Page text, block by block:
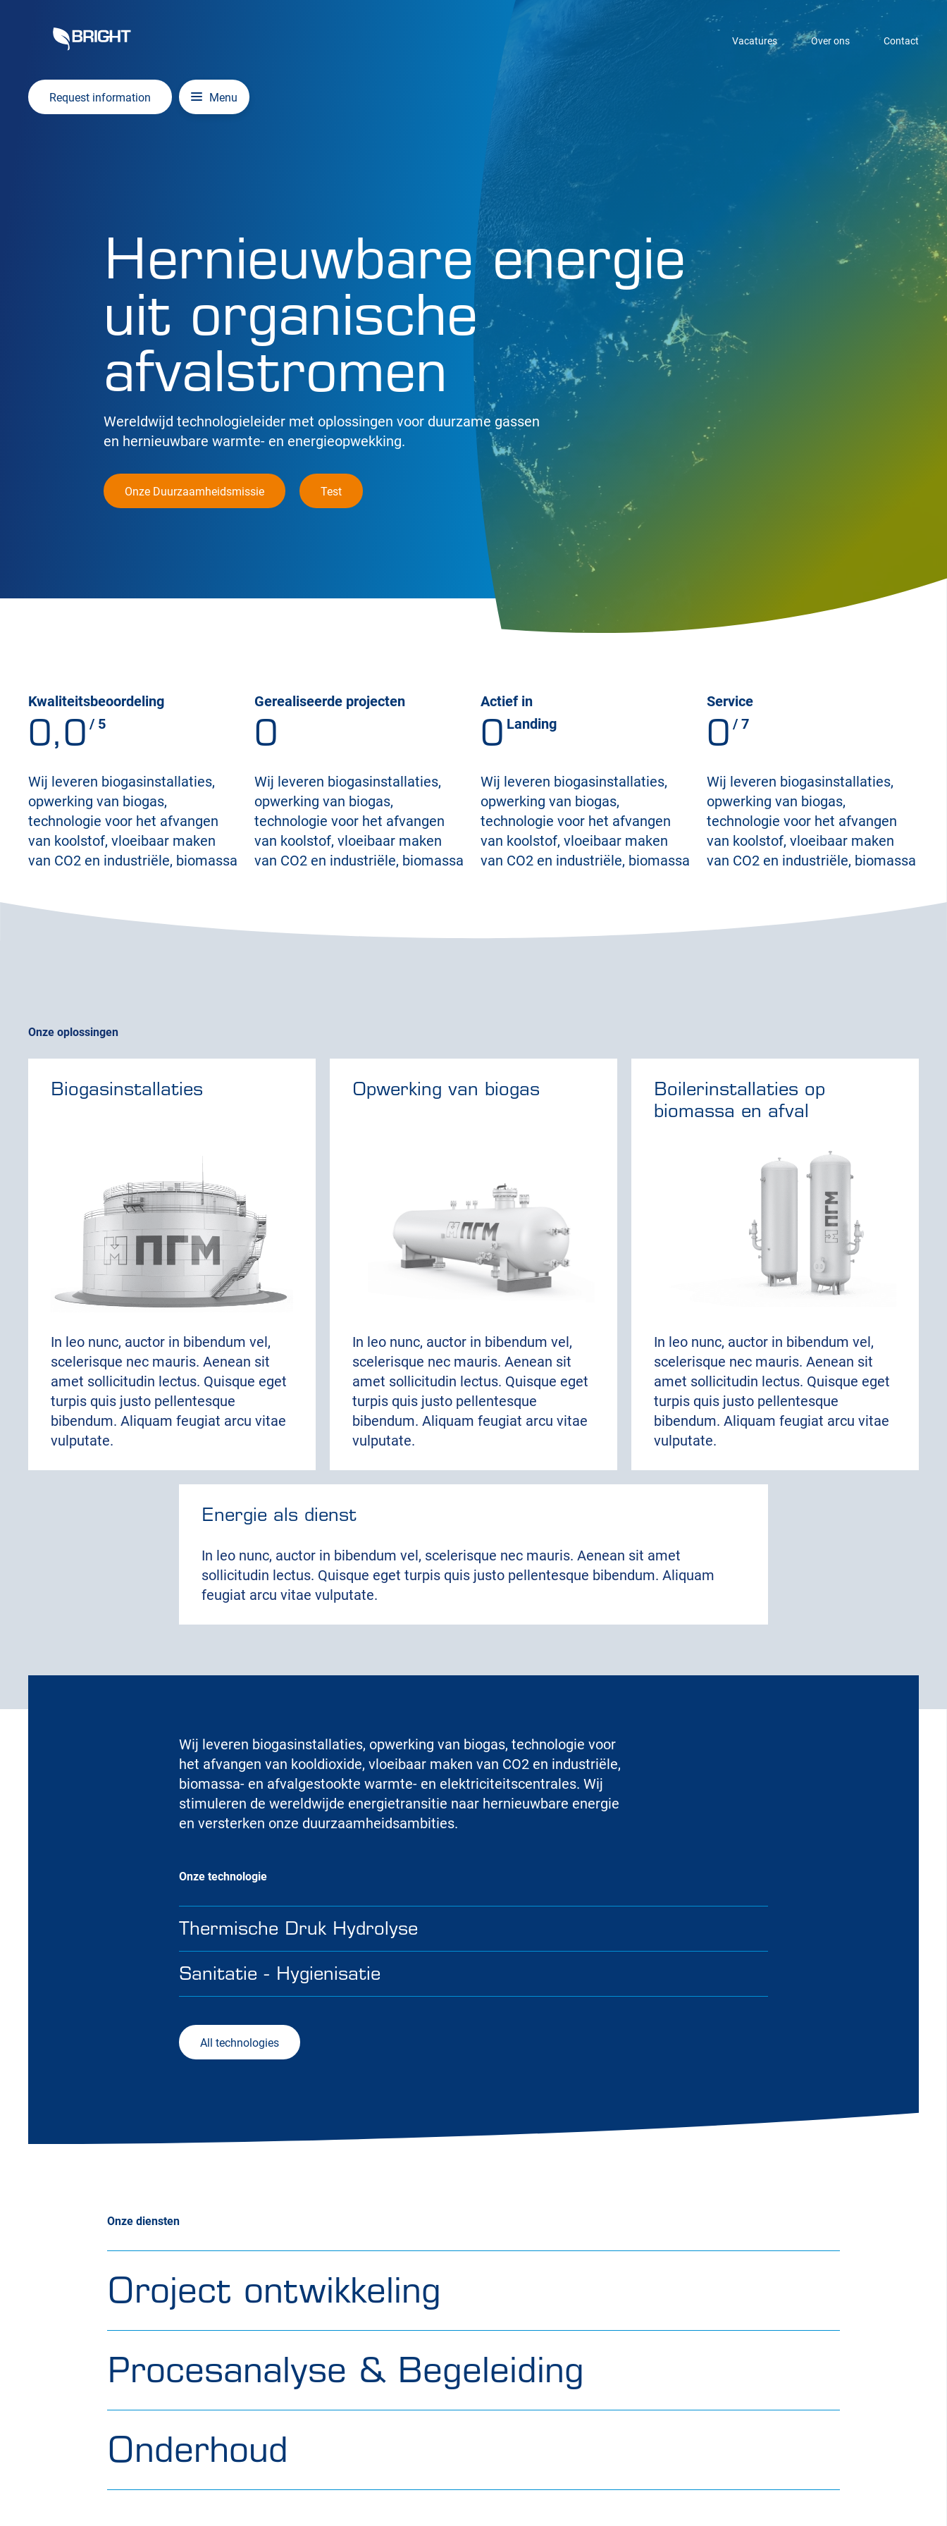
Vacatures Over ons Contact
Hoofdnavigatie
Request information
Menu
Hernieuwbare energie
uit organische
afvalstromen
Wereldwijd technologieleider met oplossingen voor duurzame gassen
en hernieuwbare warmte- en energieopwekking.
Onze Duurzaamheidsmissie Test
Kwaliteitsbeoordeling
0,0 / 5
Wij leveren biogasinstallaties,
opwerking van biogas,
technologie voor het afvangen
van koolstof, vloeibaar maken
van CO2 en industriële, biomassa
Gerealiseerde projecten
0
Wij leveren biogasinstallaties,
opwerking van biogas,
technologie voor het afvangen
van koolstof, vloeibaar maken
van CO2 en industriële, biomassa
Actief in
0 Landing
Wij leveren biogasinstallaties,
opwerking van biogas,
technologie voor het afvangen
van koolstof, vloeibaar maken
van CO2 en industriële, biomassa
Service
0 / 7
Wij leveren biogasinstallaties,
opwerking van biogas,
technologie voor het afvangen
van koolstof, vloeibaar maken
van CO2 en industriële, biomassa
Onze oplossingen
Biogasinstallaties
In leo nunc, auctor in bibendum vel,
scelerisque nec mauris. Aenean sit
amet sollicitudin lectus. Quisque eget
turpis quis justo pellentesque
bibendum. Aliquam feugiat arcu vitae
vulputate.
Opwerking van biogas
In leo nunc, auctor in bibendum vel,
scelerisque nec mauris. Aenean sit
amet sollicitudin lectus. Quisque eget
turpis quis justo pellentesque
bibendum. Aliquam feugiat arcu vitae
vulputate.
Boilerinstallaties op
biomassa en afval
In leo nunc, auctor in bibendum vel,
scelerisque nec mauris. Aenean sit
amet sollicitudin lectus. Quisque eget
turpis quis justo pellentesque
bibendum. Aliquam feugiat arcu vitae
vulputate.
Energie als dienst
In leo nunc, auctor in bibendum vel, scelerisque nec mauris. Aenean sit amet
sollicitudin lectus. Quisque eget turpis quis justo pellentesque bibendum. Aliquam
feugiat arcu vitae vulputate.
Wij leveren biogasinstallaties, opwerking van biogas, technologie voor
het afvangen van kooldioxide, vloeibaar maken van CO2 en industriële,
biomassa- en afvalgestookte warmte- en elektriciteitscentrales. Wij
stimuleren de wereldwijde energietransitie naar hernieuwbare energie
en versterken onze duurzaamheidsambities.
Onze technologie
Thermische Druk Hydrolyse
Sanitatie - Hygienisatie
All technologies
Onze diensten
Oroject ontwikkeling
Procesanalyse & Begeleiding
Onderhoud